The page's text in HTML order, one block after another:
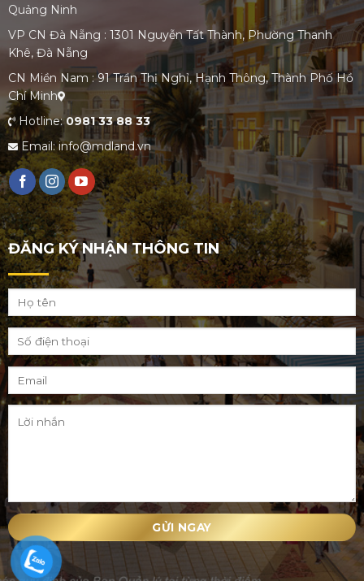
Quảng Ninh
VP CN Đà Nẵng : 1301 Nguyễn Tất Thành, Phường Thanh
Khê, Đà Nẵng
CN Miền Nam : 91 Trần Thị Nghỉ, Hạnh Thông, Thành Phố Hồ
Chí Minh
Hotline:0981 33 88 33
Email: info@mdland.vn
ĐĂNG KÝ NHẬN THÔNG TIN